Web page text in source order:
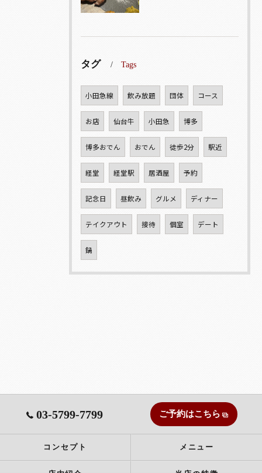
タグ Tags
小田急線 飲み放題 団体 コース
お店 仙台牛 小田急 博多
博多おでん おでん 徒歩2分 駅近
経堂 経堂駅 居酒屋 予約
記念日 昼飲み グルメ ディナー
テイクアウト 接待 個室 デート
鍋
03-5799-7799 ご予約はこちら
コンセプト メニュー